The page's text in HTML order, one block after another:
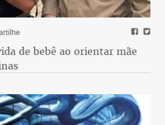
de bebê ao orientar mãe